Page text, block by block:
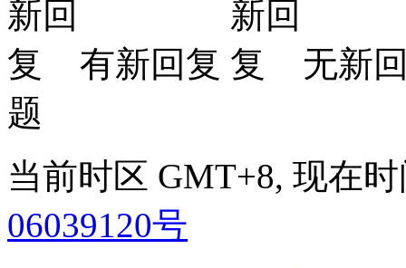
有新回复
无新
题
当前时区 GMT+8, 现在
06039120号